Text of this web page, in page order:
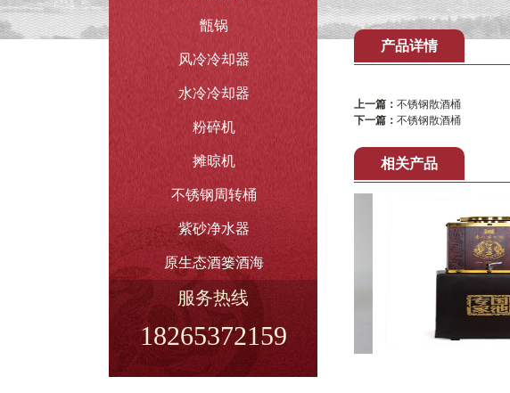
甑锅
风冷冷却器
水冷冷却器
粉碎机
摊晾机
不锈钢周转桶
紫砂净水器
原生态酒篓酒海
服务热线
18265372159
产品详情
上一篇： 不锈钢散酒桶
下一篇： 不锈钢散酒桶
相关产品